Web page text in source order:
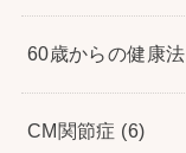
60歳からの健康法
CM関節症 (6)